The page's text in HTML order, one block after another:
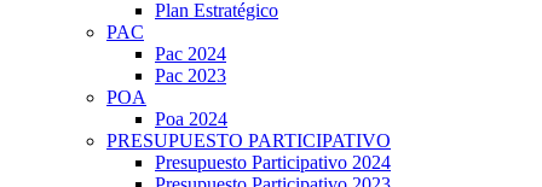
Plan Estratégico
PAC
Pac 2024
Pac 2023
POA
Poa 2024
PRESUPUESTO PARTICIPATIVO
Presupuesto Participativo 2024